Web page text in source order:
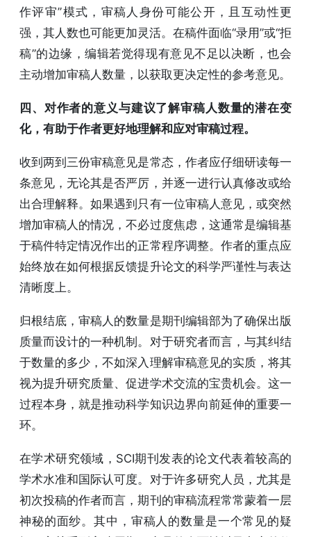
作评审”模式，审稿人身份可能公开，且互动性更
强，其人数也可能更加灵活。在稿件面临“录用”或“拒
稿”的边缘，编辑若觉得现有意见不足以决断，也会
主动增加审稿人数量，以获取更决定性的参考意见。
四、对作者的意义与建议了解审稿人数量的潜在变
化，有助于作者更好地理解和应对审稿过程。
收到两到三份审稿意见是常态，作者应仔细研读每一
条意见，无论其是否严厉，并逐一进行认真修改或给
出合理解释。如果遇到只有一位审稿人意见，或突然
增加审稿人的情况，不必过度焦虑，这通常是编辑基
于稿件特定情况作出的正常程序调整。作者的重点应
始终放在如何根据反馈提升论文的科学严谨性与表达
清晰度上。
归根结底，审稿人的数量是期刊编辑部为了确保出版
质量而设计的一种机制。对于研究者而言，与其纠结
于数量的多少，不如深入理解审稿意见的实质，将其
视为提升研究质量、促进学术交流的宝贵机会。这一
过程本身，就是推动科学知识边界向前延伸的重要一
环。
在学术研究领域，SCI期刊发表的论文代表着较高的
学术水准和国际认可度。对于许多研究人员，尤其是
初次投稿的作者而言，期刊的审稿流程常常蒙着一层
神秘的面纱。其中，审稿人的数量是一个常见的疑